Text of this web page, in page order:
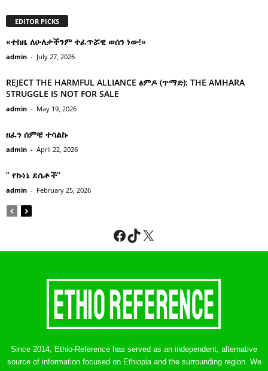
EDITOR PICKS
«ተከዜ ለሁለታችንም ተፈጥሯዊ ወሰን ነው!»
admin - July 27, 2026
REJECT THE HARMFUL ALLIANCE ፅምዶ (ጥማድ): THE AMHARA
STRUGGLE IS NOT FOR SALE
admin - May 19, 2026
ዘፈን ሰምቼ ተሳልኩ
admin - April 22, 2026
” የኩነኔ ደሴቶች’’
admin - February 25, 2026
Facebook
TikTok
X
Since 2014, Ethio-Reference has served as an independent, alternative
source of information focused on Ethiopia and the surrounding region. We